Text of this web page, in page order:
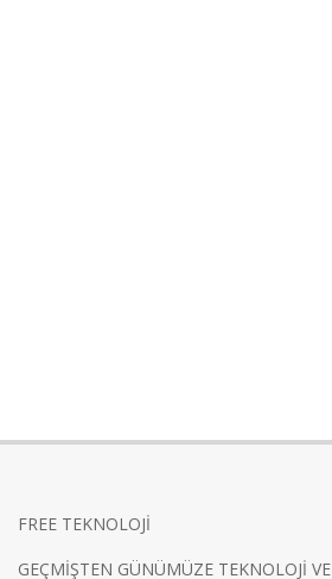
FREE TEKNOLOJİ
GEÇMİŞTEN GÜNÜMÜZE TEKNOLOJİ VE